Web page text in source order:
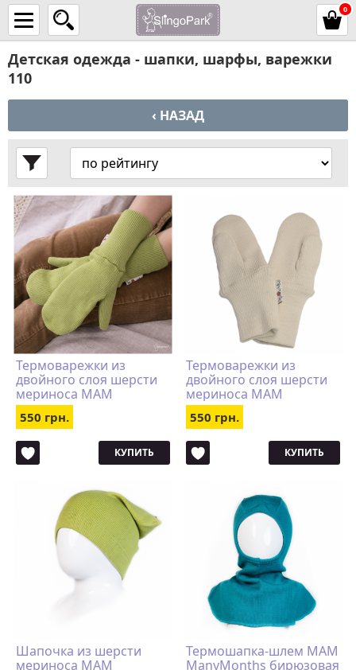
0
Детская одежда - шапки, шарфы, варежки
110
‹ НАЗАД
Термоварежки из
двойного слоя шерсти
мериноса MAM
ManyMonths салатовые
550 грн.
КУПИТЬ
Термоварежки из
двойного слоя шерсти
мериноса MAM
ManyMonths натур
550 грн.
КУПИТЬ
Шапочка из шерсти
мериноса MAM
Термошапка-шлем MAM
ManyMonths бирюзовая